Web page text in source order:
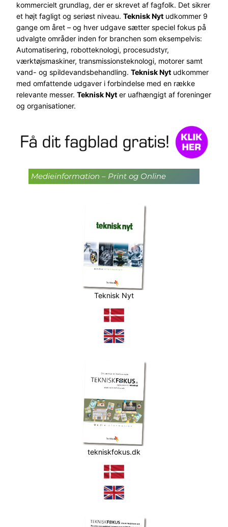
kommercielt grundlag, der er skrevet af fagfolk. Det sikrer
et højt fagligt og seriøst niveau. Teknisk Nyt udkommer 9
gange om året – og hver udgave sætter speciel fokus på
udvalgte områder inden for branchen som eksempelvis:
Automatisering, robotteknologi, procesudstyr,
værktøjsmaskiner, transmissionsteknologi, motorer samt
vand- og spildevandsbehandling. Teknisk Nyt udkommer
med omfattende udgaver i forbindelse med en række
relevante messer. Teknisk Nyt er uafhængigt af foreninger
og organisationer.
Medieinformation – Print og Online
Teknisk Nyt
tekniskfokus.dk